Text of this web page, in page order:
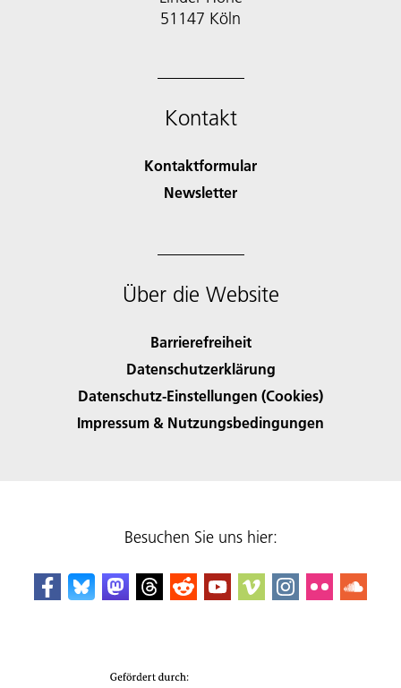
51147 Köln
Kontakt
Kontaktformular
Newsletter
Über die Website
Barrierefreiheit
Datenschutzerklärung
Datenschutz-Einstellungen (Cookies)
Impressum & Nutzungsbedingungen
Besuchen Sie uns hier: